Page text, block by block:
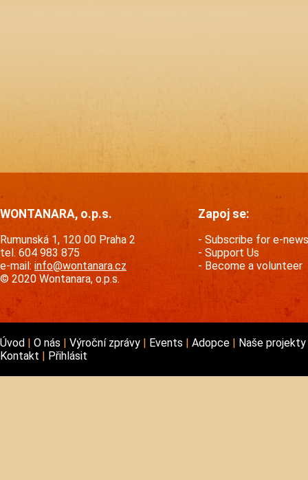
WONTANARA, o.p.s.
Rumunská 1, 120 00 Praha 2
tel. 604 983 875
e-mail: info@wontanara.cz
© 2020 Wontanara, o.p.s.
Zapoj se:
Subscribe for e-news
Support Us
Become a volunteer
Úvod O nás Výroční zprávy Events Adopce
Naše projekty
Kontakt
Přihlásit